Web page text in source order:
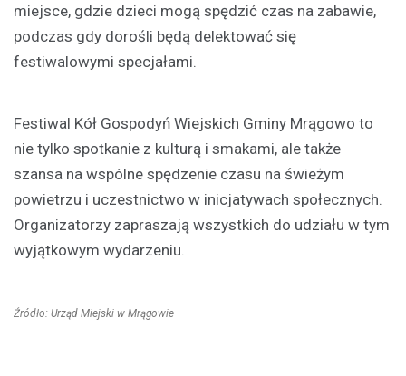
miejsce, gdzie dzieci mogą spędzić czas na zabawie,
podczas gdy dorośli będą delektować się
festiwalowymi specjałami.
Festiwal Kół Gospodyń Wiejskich Gminy Mrągowo to
nie tylko spotkanie z kulturą i smakami, ale także
szansa na wspólne spędzenie czasu na świeżym
powietrzu i uczestnictwo w inicjatywach społecznych.
Organizatorzy zapraszają wszystkich do udziału w tym
wyjątkowym wydarzeniu.
Źródło: Urząd Miejski w Mrągowie